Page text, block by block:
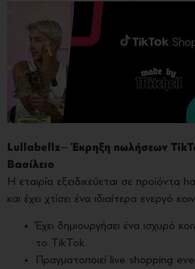
Lullabellz— Έκρηξη πωλήσεων
Βασίλειο
Η εταιρία εξειδικεύεται σε προϊόντα
και έχει χτίσει ένα ιδιαίτερα ενεργό
Έχει δημιουργήσει ένα ισχυρό
το TikTok
Πραγματοποιεί live shopping